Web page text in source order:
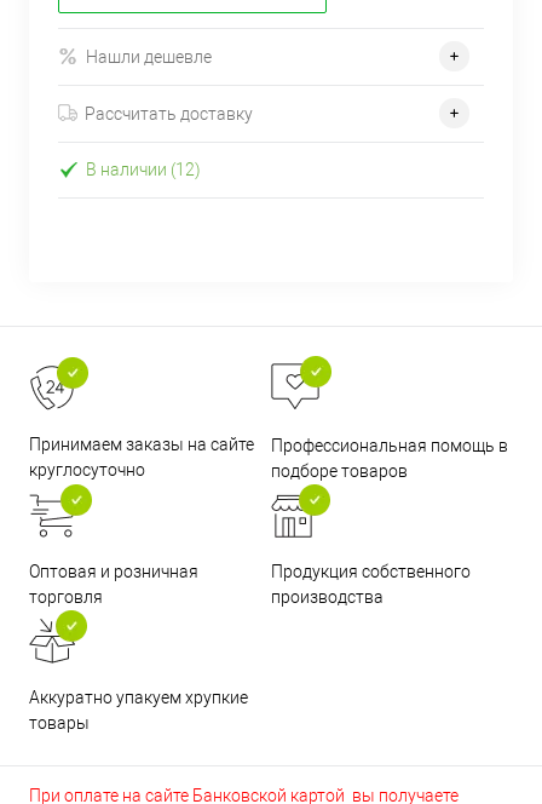
Нашли дешевле
Рассчитать доставку
В наличии (12)
Принимаем заказы на сайте
круглосуточно
Профессиональная помощь в
подборе товаров
Оптовая и розничная
торговля
Продукция собственного
производства
Аккуратно упакуем хрупкие
товары
При оплате на сайте Банковской картой вы получаете